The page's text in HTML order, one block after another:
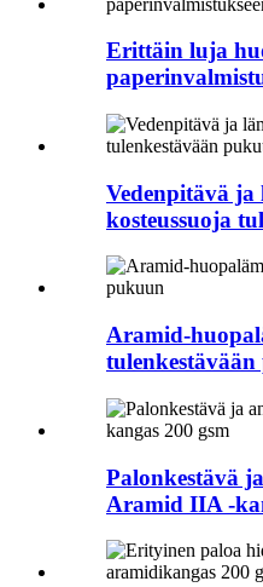
Erittäin luja
Vedenpitävä ja
kosteussuoja
Aramid-
Palonkestävä
Aramid IIA -